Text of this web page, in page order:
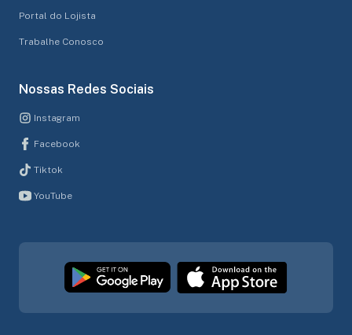
Portal do Lojista
Trabalhe Conosco
Nossas Redes Sociais
Instagram
Facebook
Tiktok
YouTube